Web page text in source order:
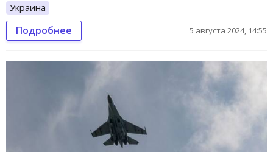
Украина
Подробнее 5 августа 2024, 14:55